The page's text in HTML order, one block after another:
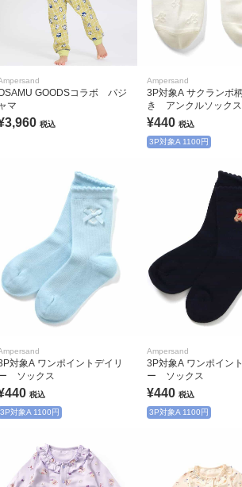
GOODSコラボ パジ
ャマ
税込
Ampersand
3P対象A サクランボ
き アンクルソックス
¥440 税込
3P対象A 1100円
対象A ワンポイントデイリ
ソックス
税込
3P対象A 1100円
Ampersand
3P対象A ワンポイン
ー ソックス
¥440 税込
3P対象A 1100円